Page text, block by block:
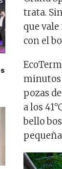
trata.
que
con el
minutos
pozas
a los
bello